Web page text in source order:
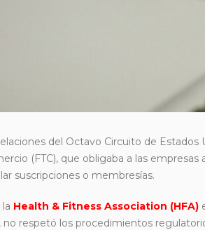
del Octavo Circuito de
(FTC), que obligaba a las
suscripciones o membresías.
Health & Fitness Association (HFA)
no respetó los procedimientos